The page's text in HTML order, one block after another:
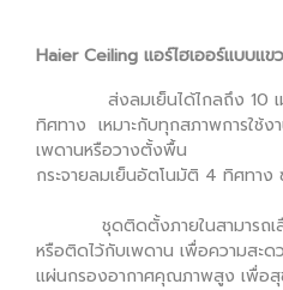
Haier Ceiling แอร์ไฮเออร์แบบแข
ส่งลมเย็นได้ไกลถึง 10 เมต
ทิศทาง เหมาะกับทุกสภาพการใช้
เพดานหรือวางตั้งพื้น
กระจายลมเย็นอัตโนมัติ 4 ทิศทาง
ชุดติดตั้งภายในสามารถเลื
หรือติดไว้กับเพดาน เพื่อความสะ
แผ่นกรองอากาศคุณภาพสูง เพื่อ